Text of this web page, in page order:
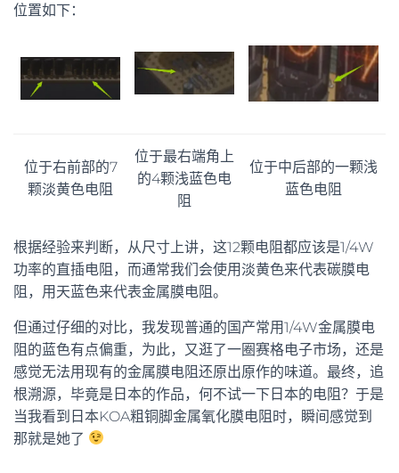
位置如下：
位于右前部的7
颗淡黄色电阻
位于最右端角上
的4颗浅蓝色电
阻
位于中后部的一颗浅
蓝色电阻
根据经验来判断，从尺寸上讲，这12颗电阻都应该是1/4W
功率的直插电阻，而通常我们会使用淡黄色来代表碳膜电
阻，用天蓝色来代表金属膜电阻。
但通过仔细的对比，我发现普通的国产常用1/4W金属膜电
阻的蓝色有点偏重，为此，又逛了一圈赛格电子市场，还是
感觉无法用现有的金属膜电阻还原出原作的味道。最终，追
根溯源，毕竟是日本的作品，何不试一下日本的电阻？于是
当我看到日本KOA粗铜脚金属氧化膜电阻时，瞬间感觉到
那就是她了